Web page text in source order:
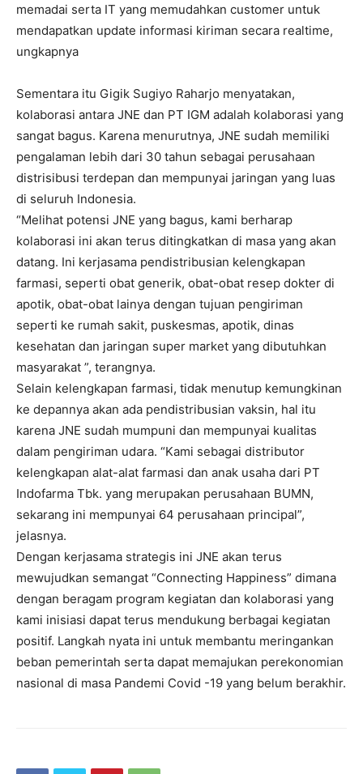
memadai serta IT yang memudahkan customer untuk
mendapatkan update informasi kiriman secara realtime,
ungkapnya
Sementara itu Gigik Sugiyo Raharjo menyatakan,
kolaborasi antara JNE dan PT IGM adalah kolaborasi yang
sangat bagus. Karena menurutnya, JNE sudah memiliki
pengalaman lebih dari 30 tahun sebagai perusahaan
distrisibusi terdepan dan mempunyai jaringan yang luas
di seluruh Indonesia.
“Melihat potensi JNE yang bagus, kami berharap
kolaborasi ini akan terus ditingkatkan di masa yang akan
datang. Ini kerjasama pendistribusian kelengkapan
farmasi, seperti obat generik, obat-obat resep dokter di
apotik, obat-obat lainya dengan tujuan pengiriman
seperti ke rumah sakit, puskesmas, apotik, dinas
kesehatan dan jaringan super market yang dibutuhkan
masyarakat ”, terangnya.
Selain kelengkapan farmasi, tidak menutup kemungkinan
ke depannya akan ada pendistribusian vaksin, hal itu
karena JNE sudah mumpuni dan mempunyai kualitas
dalam pengiriman udara. “Kami sebagai distributor
kelengkapan alat-alat farmasi dan anak usaha dari PT
Indofarma Tbk. yang merupakan perusahaan BUMN,
sekarang ini mempunyai 64 perusahaan principal”,
jelasnya.
Dengan kerjasama strategis ini JNE akan terus
mewujudkan semangat “Connecting Happiness” dimana
dengan beragam program kegiatan dan kolaborasi yang
kami inisiasi dapat terus mendukung berbagai kegiatan
positif. Langkah nyata ini untuk membantu meringankan
beban pemerintah serta dapat memajukan perekonomian
nasional di masa Pandemi Covid -19 yang belum berakhir.